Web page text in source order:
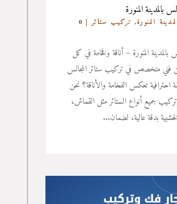
بالمدينة المنورة
المنورة, تركيب ستائر
| 0
المنورة – أناقة وفخامة في كل
فني متخصص في تركيب ستائر المجالس
احترافية تعكس الفخامة والأناقة؟ نحن
جميع أنواع الستائر مثل القماش،
بدقة عالية، لضمان...